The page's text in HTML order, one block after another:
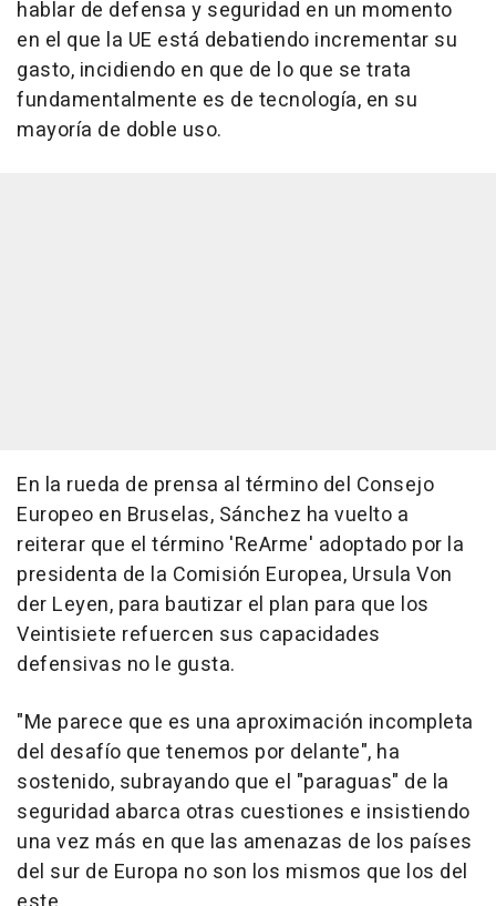
hablar de defensa y seguridad en un momento
en el que la UE está debatiendo incrementar su
gasto, incidiendo en que de lo que se trata
fundamentalmente es de tecnología, en su
mayoría de doble uso.
En la rueda de prensa al término del Consejo
Europeo en Bruselas, Sánchez ha vuelto a
reiterar que el término 'ReArme' adoptado por la
presidenta de la Comisión Europea, Ursula Von
der Leyen, para bautizar el plan para que los
Veintisiete refuercen sus capacidades
defensivas no le gusta.
"Me parece que es una aproximación incompleta
del desafío que tenemos por delante", ha
sostenido, subrayando que el "paraguas" de la
seguridad abarca otras cuestiones e insistiendo
una vez más en que las amenazas de los países
del sur de Europa no son los mismos que los del